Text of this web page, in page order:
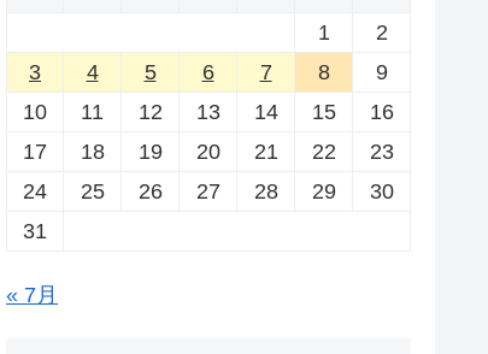
1
2
3
4 5 6 7 8
9
10
11 12 13 14 15
16
17
18 19 20 21 22
23
24
25 26 27 28 29
30
31
« 7月